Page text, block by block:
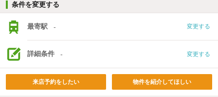
条件を変更する
最寄駅 - 変更する
詳細条件 - 変更する
来店予約をしたい 物件を紹介してほしい